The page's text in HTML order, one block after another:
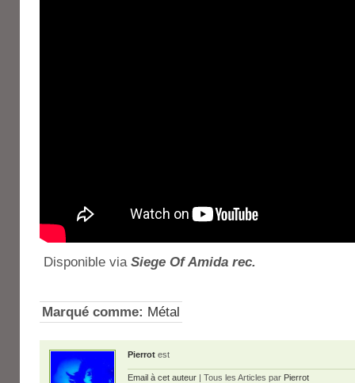
Disponible via Siege Of Amida rec.
Marqué comme: Métal
Pierrot est
Email à cet auteur | Tous les Articles par Pierrot